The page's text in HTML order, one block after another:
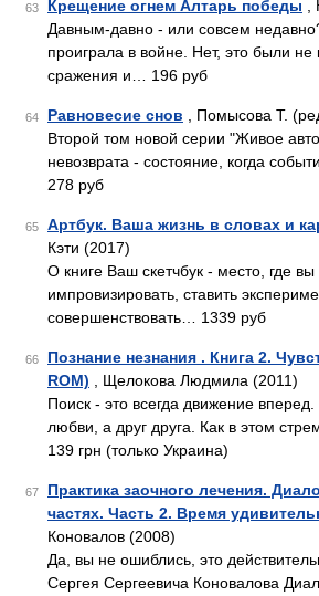
63 Крещение огнем Алтарь победы ,
Давным-давно - или совсем
проиграла в войне. Нет, это были не
сражения и… 196 руб
64 Равновесие снов , Помысова Т.
Второй том новой серии "Живое
невозврата - состояние, когда
278 руб
65 Артбук. Ваша жизнь в словах и
Кэти (2017)
О книге Ваш скетчбук - место, где
импровизировать, ставить
совершенствовать… 1339 руб
66
Познание незнания . Книга 2.
ROM) , Щелокова Людмила (2011)
Поиск - это всегда движение
любви, а друг друга. Как в этом
139 грн (только Украина)
67
Практика заочного лечения.
частях. Часть 2. Время
Коновалов (2008)
Да, вы не ошиблись, это
Сергея Сергеевича Коновалова